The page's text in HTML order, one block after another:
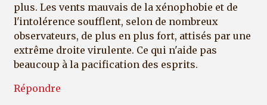
plus. Les vents mauvais de la xénophobie et de
l'intolérence soufflent, selon de nombreux
observateurs, de plus en plus fort, attisés par une
extrême droite virulente. Ce qui n'aide pas
beaucoup à la pacification des esprits.
Répondre